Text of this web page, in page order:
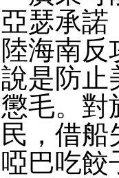
亞瑟承諾
陸海南反
說是防止
懲毛。對
民，借
啞巴吃